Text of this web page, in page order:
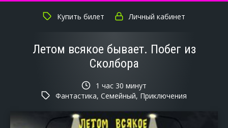
Купить билет Личный кабинет
Летом всякое бывает. Побег из
Сколбора
1 час 30 минут
Фантастика, Семейный, Приключения